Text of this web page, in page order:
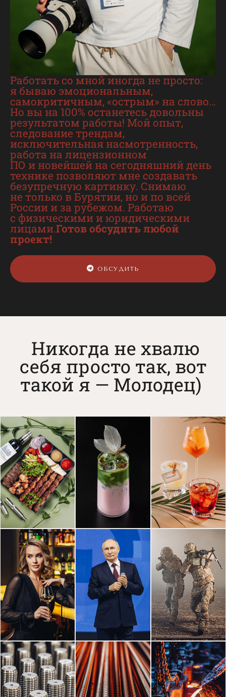
Работать со мной иногда не просто:
я бываю эмоциональным,
самокритичным, «острым» на слово…
Но вы на 100% останетесь довольны
результатом работы! Мой опыт,
следование трендам,
исключительная насмотренность,
работа на лицензионном
ПО и новейшей на сегодняшний день
технике позволяют мне создавать
безупречную картинку. Снимаю
не только в Бурятии, но и по всей
России и за рубежом. Работаю
с физическими и юридическими
лицами.Готов обсудить любой
проект!
ОБСУДИТЬ
Никогда не хвалю
себя просто так, вот
такой я — Молодец)